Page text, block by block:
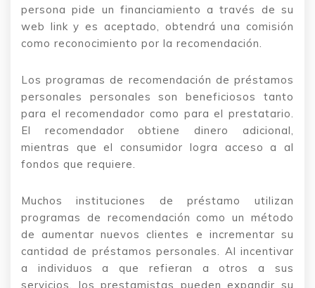
persona pide un financiamiento a través de su
web link y es aceptado, obtendrá una comisión
como reconocimiento por la recomendación.
Los programas de recomendación de préstamos
personales personales son beneficiosos tanto
para el recomendador como para el prestatario.
El recomendador obtiene dinero adicional,
mientras que el consumidor logra acceso a al
fondos que requiere.
Muchos instituciones de préstamo utilizan
programas de recomendación como un método
de aumentar nuevos clientes e incrementar su
cantidad de préstamos personales. Al incentivar
a individuos a que refieran a otros a sus
servicios, los prestamistas pueden expandir su